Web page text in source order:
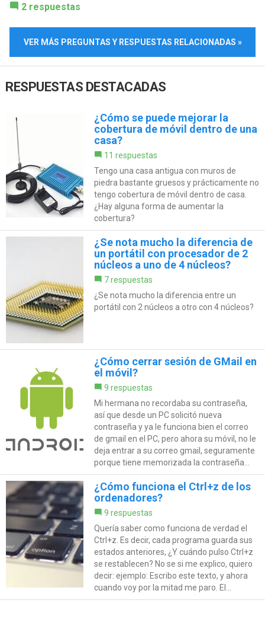
2 respuestas
VER MÁS PREGUNTAS Y RESPUESTAS RELACIONADAS »
RESPUESTAS DESTACADAS
¿Cómo se puede mejorar la
cobertura de móvil dentro de una
casa?
11 respuestas
Tengo una casa antigua con muros de
piedra bastante gruesos y prácticamente no
tengo cobertura de móvil dentro de casa.
¿Hay alguna forma de aumentar la
cobertura?
¿Se nota mucho la diferencia de
un portátil con procesador de 2
núcleos a uno de 4 núcleos?
7 respuestas
¿Se nota mucho la diferencia entre un
portátil con 2 núcleos a otro con 4 núcleos?
¿Cómo cerrar sesión de GMail en
el móvil?
9 respuestas
Mi hermana no recordaba su contraseña,
así que desde un PC solicitó nueva
contraseña y ya le funciona bien el correo
de gmail en el PC, pero ahora su móvil, no le
deja entrar a su correo gmail, seguramente
porque tiene memorizada la contraseña...
¿Cómo funciona el Ctrl+z de los
ordenadores?
9 respuestas
Quería saber como funciona de verdad el
Ctrl+z. Es decir, cada programa guarda sus
estados anteriores, ¿Y cuándo pulso Ctrl+z
se restablecen? No se si me explico, quiero
decir: ejemplo: Escribo este texto, y ahora
cuando voy por la mitad me paro. El...